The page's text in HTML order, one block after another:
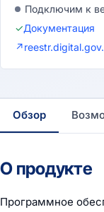
Подключим к
✓Документация
↗
Обзор
О продукте
Программное